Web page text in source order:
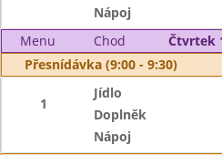
Nápoj
Menu
Chod
Čtvrtek
Přesnídávka (9:00 - 9:30)
1
Jídlo
Doplněk
Nápoj